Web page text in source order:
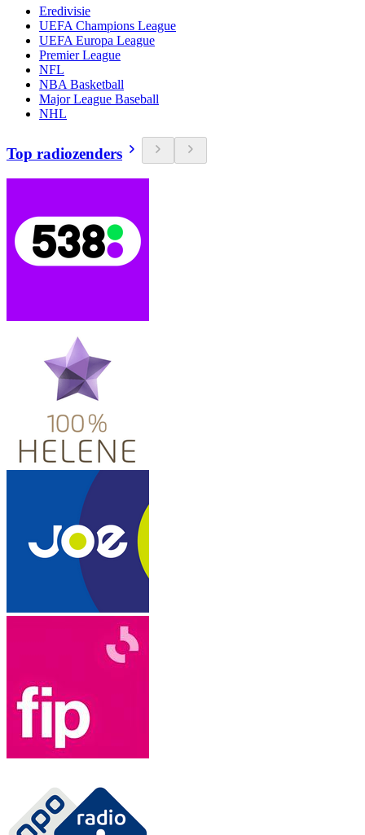
Eredivisie
UEFA Champions League
UEFA Europa League
Premier League
NFL
NBA Basketball
Major League Baseball
NHL
Top radiozenders